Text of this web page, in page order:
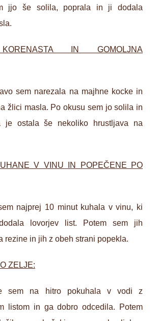
jjo še solila, poprala in ji dodala
IN GOMOLJNA
sem narezala na majhne kocke in
žlici masla. Po okusu sem jo solila in
je ostala še nekoliko hrustljava na
V VINU IN POPEČENE PO
najprej 10 minut kuhala v vinu, ki
lovorjev list. Potem sem jih
rezine in jih z obeh strani popekla.
ZELJE:
sem na hitro pokuhala v vodi z
listom in ga dobro odcedila. Potem